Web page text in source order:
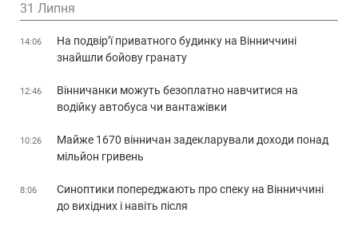
31 Липня
14:06
На подвір’ї приватного будинку на Вінниччині
знайшли бойову гранату
12:46
Вінничанки можуть безоплатно навчитися на
водійку автобуса чи вантажівки
10:26
Майже 1670 вінничан задекларували доходи понад
мільйон гривень
8:06
Синоптики попереджають про спеку на Вінниччині
до вихідних і навіть після